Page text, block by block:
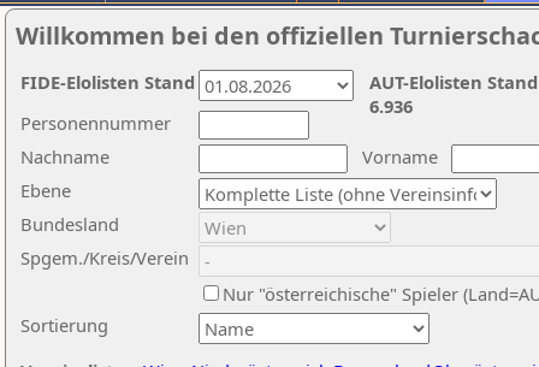
Willkommen bei den offiziellen
Nachname
Vorname
Ebene
Sortierung
Personennummer
Bundesland
Spgem./Kreis/Verein
Nur "österreichische" Spieler
AUT-Elolisten
6.936
FIDE-Elolisten Stand